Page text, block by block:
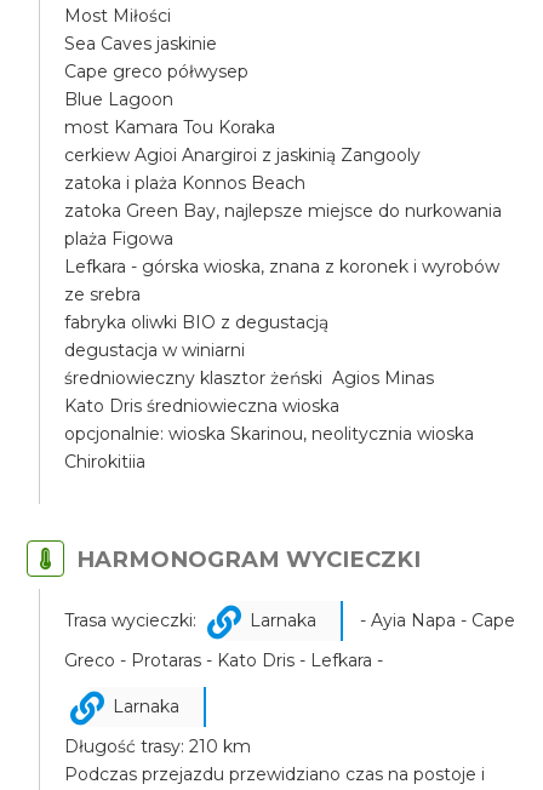
Most Miłości
Sea Caves jaskinie
Cape greco półwysep
Blue Lagoon
most Kamara Tou Koraka
cerkiew Agioi Anargiroi z jaskinią Zangooly
zatoka i plaża Konnos Beach
zatoka Green Bay, najlepsze miejsce do nurkowania
plaża Figowa
Lefkara - górska wioska, znana z koronek i wyrobów
ze srebra
fabryka oliwki BIO z degustacją
degustacja w winiarni
średniowieczny klasztor żeński Agios Minas
Kato Dris średniowieczna wioska
opcjonalnie: wioska Skarinou, neolitycznia wioska
Chirokitiia
HARMONOGRAM WYCIECZKI
Trasa wycieczki: Larnaka
- Ayia Napa - Cape
Greco - Protaras - Kato Dris - Lefkara -
Larnaka
Długość trasy: 210 km
Podczas przejazdu przewidziano czas na postoje i